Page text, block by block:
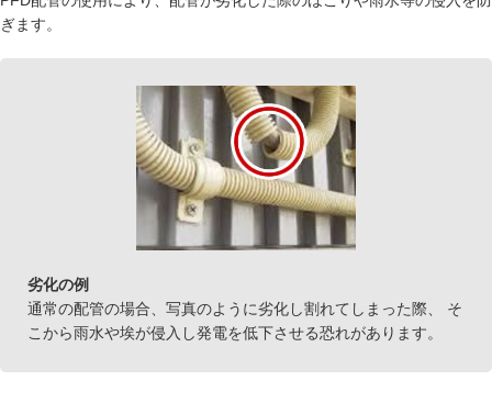
ぎます。
劣化の例
通常の配管の場合、写真のように劣化し割れてしまった際、 そ
こから雨水や埃が侵入し発電を低下させる恐れがあります。